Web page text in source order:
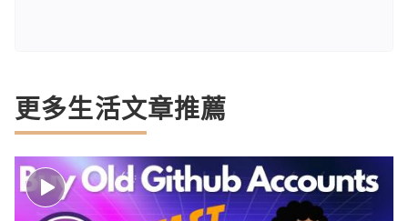
更多生活文章推薦